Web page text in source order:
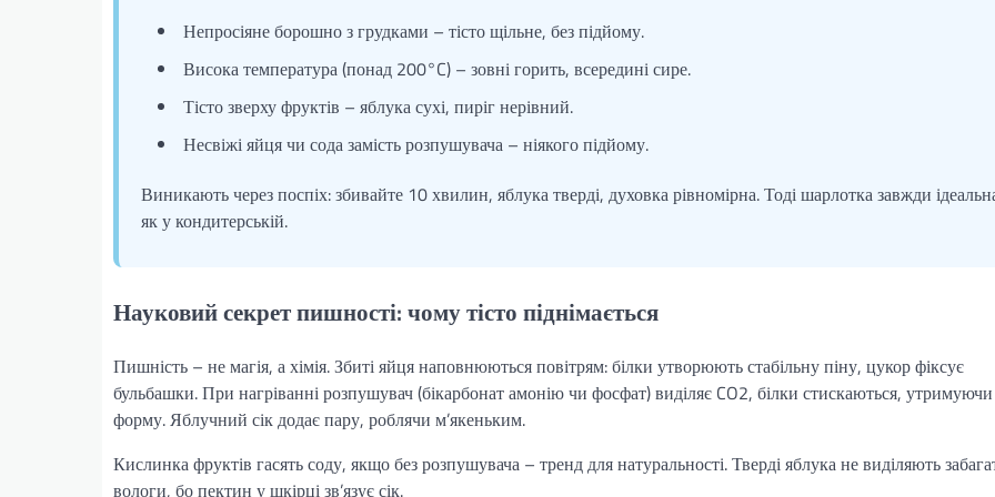
Непросіяне борошно з грудками – тісто щільне, без підйому.
Висока температура (понад 200°C) – зовні горить, всередині сире.
Тісто зверху фруктів – яблука сухі, пиріг нерівний.
Несвіжі яйця чи сода замість розпушувача – ніякого підйому.
Виникають через поспіх: збивайте 10 хвилин, яблука тверді, духовка рівномірна. Тоді шарлотка завжди
як у кондитерській.
Науковий секрет пишності: чому тісто піднімається
Пишність – не магія, а хімія. Збиті яйця наповнюються повітрям: білки утворюють стабільну піну, цукор фіксує
бульбашки. При нагріванні розпушувач (бікарбонат амонію чи фосфат) виділяє CO2, білки стискаються, утримуючи
форму. Яблучний сік додає пару, роблячи м’якеньким.
Кислинка фруктів гасять соду, якщо без розпушувача – тренд для натуральності. Тверді яблука не виділяють
вологи, бо пектин у шкірці зв’язує сік.